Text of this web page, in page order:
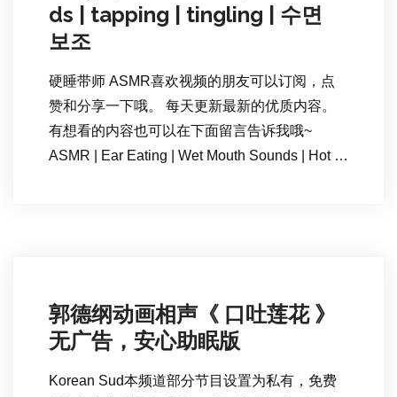
ds | tapping | tingling | 수면
보조
硬睡带师 ASMR喜欢视频的朋友可以订阅，点
赞和分享一下哦。 每天更新最新的优质内容。
有想看的内容也可以在下面留言告诉我哦~
ASMR | Ear Eating | Wet Mouth Sounds | Hot …
郭德纲动画相声《 口吐莲花 》
无广告，安心助眠版
Korean Sud本频道部分节目设置为私有，免费